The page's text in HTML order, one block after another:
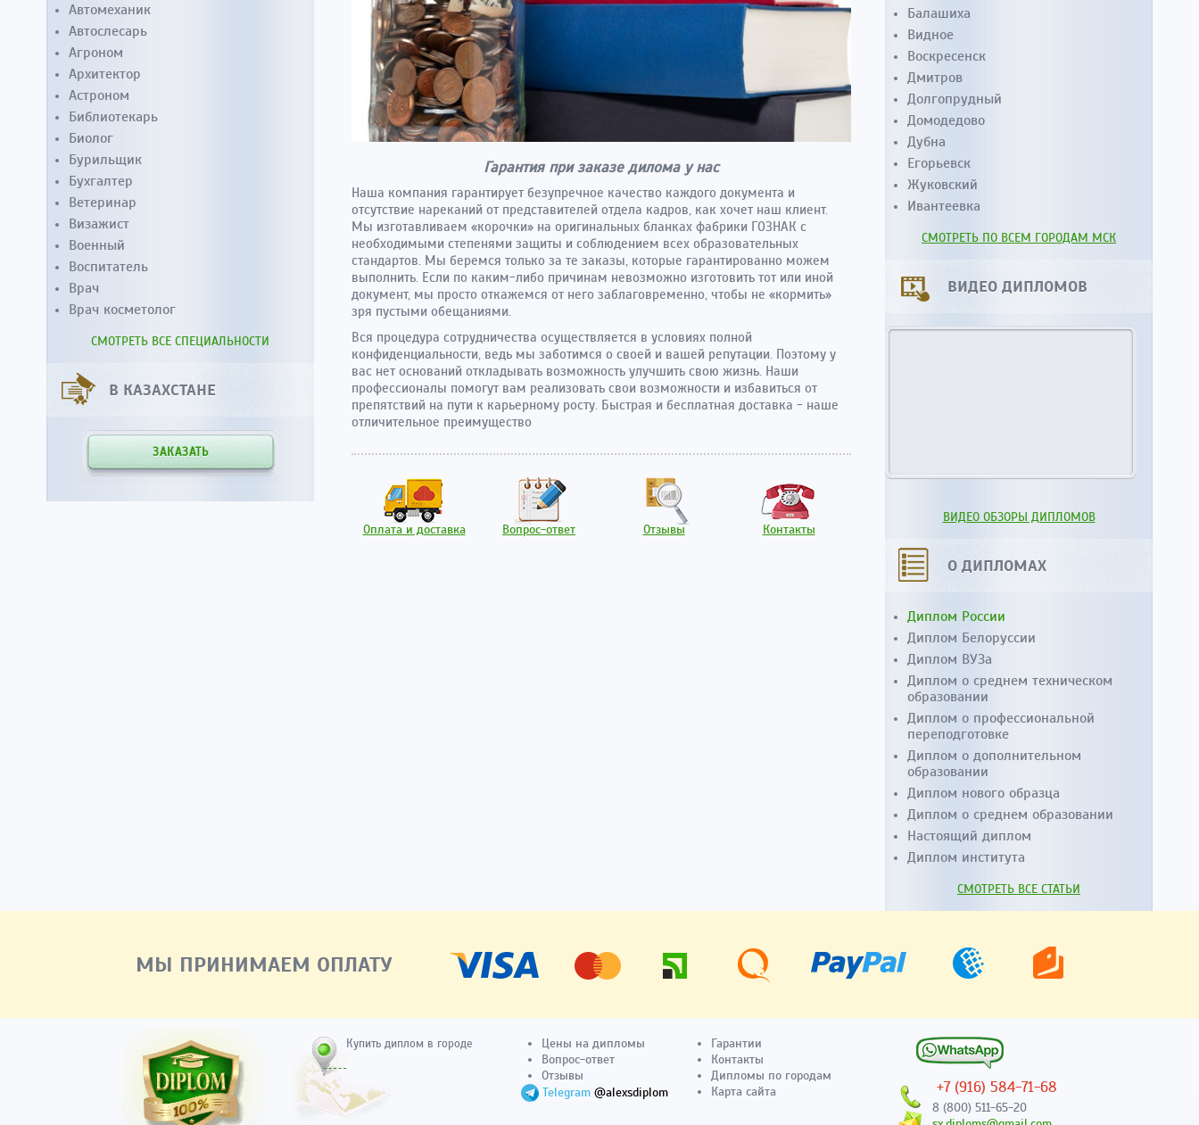
Гарантия при заказе дилома у нас
Наша компания гарантирует безупречное качество каждого документа и
отсутствие нареканий от представителей отдела кадров, как хочет наш клиент.
Мы изготавливаем «корочки» на оригинальных бланках фабрики ГОЗНАК с
необходимыми степенями защиты и соблюдением всех образовательных
стандартов. Мы беремся только за те заказы, которые гарантированно можем
выполнить. Если по каким-либо причинам невозможно изготовить тот или иной
документ, мы просто откажемся от него заблаговременно, чтобы не «кормить»
зря пустыми обещаниями.
Вся процедура сотрудничества осуществляется в условиях полной
конфиденциальности, ведь мы заботимся о своей и вашей репутации. Поэтому у
вас нет оснований откладывать возможность улучшить свою жизнь. Наши
профессионалы помогут вам реализовать свои возможности и избавиться от
препятствий на пути к карьерному росту. Быстрая и бесплатная доставка - наше
отличительное преимущество
Оплата и доставка Вопрос-ответ Отзывы Контакты
Автомеханик
Автослесарь
Агроном
Архитектор
Астроном
Библиотекарь
Биолог
Бурильщик
Бухгалтер
Ветеринар
Визажист
Военный
Воспитатель
Врач
Врач косметолог
СМОТРЕТЬ ВСЕ СПЕЦИАЛЬНОСТИ
В КАЗАХСТАНЕ
ЗАКАЗАТЬ
Балашиха
Видное
Воскресенск
Дмитров
Долгопрудный
Домодедово
Дубна
Егорьевск
Жуковский
Ивантеевка
СМОТРЕТЬ ПО ВСЕМ ГОРОДАМ МСК
ВИДЕО ДИПЛОМОВ
ВИДЕО ОБЗОРЫ ДИПЛОМОВ
О ДИПЛОМАХ
Диплом России
Диплом Белоруссии
Диплом ВУЗа
Диплом о среднем техническом
образовании
Диплом о профессиональной
переподготовке
Диплом о дополнительном
образовании
Диплом нового образца
Диплом о среднем образовании
Настоящий диплом
Диплом института
СМОТРЕТЬ ВСЕ СТАТЬИ
МЫ ПРИНИМАЕМ ОПЛАТУ
Купить диплом в городе
Цены на дипломы
Вопрос-ответ
Отзывы
Telegram @alexsdiplom
Гарантии
Контакты
Дипломы по городам
Карта сайта
+7 (916) 584-71-68
8 (800) 511-65-20
sx.diploms@gmail.com